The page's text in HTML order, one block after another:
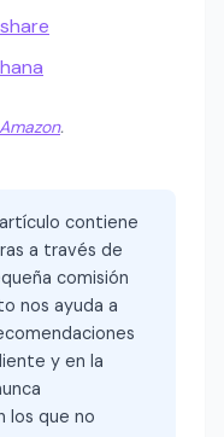
Amazon.
contiene
a través de
comisión
nos ayuda a
y en la
los que no